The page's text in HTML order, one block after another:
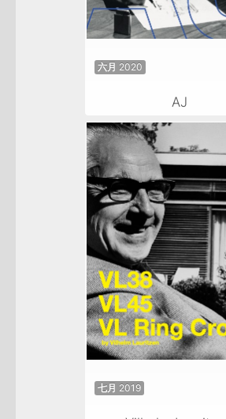
六月 2020
AJ
七月 2019